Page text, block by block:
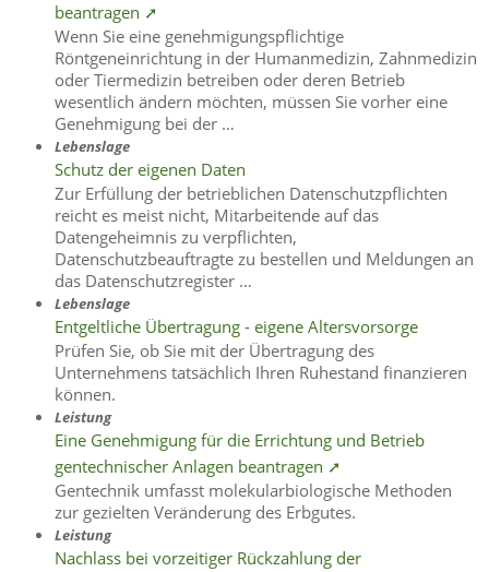
beantragen ➚
Wenn Sie eine genehmigungspflichtige
Röntgeneinrichtung in der Humanmedizin, Zahnmedizin
oder Tiermedizin betreiben oder deren Betrieb
wesentlich ändern möchten, müssen Sie vorher eine
Genehmigung bei der …
Lebenslage
Schutz der eigenen Daten
Zur Erfüllung der betrieblichen Datenschutzpflichten
reicht es meist nicht, Mitarbeitende auf das
Datengeheimnis zu verpflichten,
Datenschutzbeauftragte zu bestellen und Meldungen an
das Datenschutzregister …
Lebenslage
Entgeltliche Übertragung - eigene Altersvorsorge
Prüfen Sie, ob Sie mit der Übertragung des
Unternehmens tatsächlich Ihren Ruhestand finanzieren
können.
Leistung
Eine Genehmigung für die Errichtung und Betrieb
gentechnischer Anlagen beantragen ➚
Gentechnik umfasst molekularbiologische Methoden
zur gezielten Veränderung des Erbgutes.
Leistung
Nachlass bei vorzeitiger Rückzahlung der